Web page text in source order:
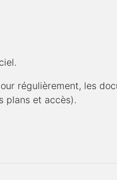
régulièrement, les
plans et accès).